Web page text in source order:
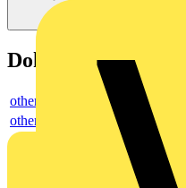
Dokumente
others
others